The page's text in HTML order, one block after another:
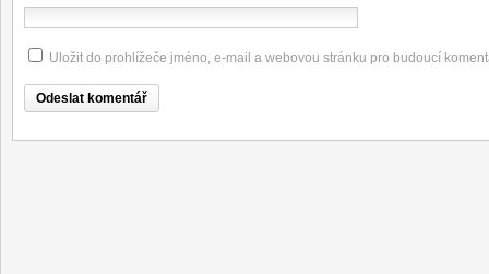
Uložit do prohlížeče jméno, e-mail a webovou stránku pro budoucí